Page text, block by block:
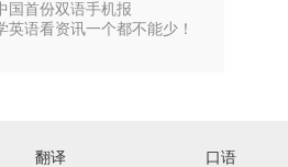
国首份双语手机报
英语看资讯一个都不能少！
翻译 口语